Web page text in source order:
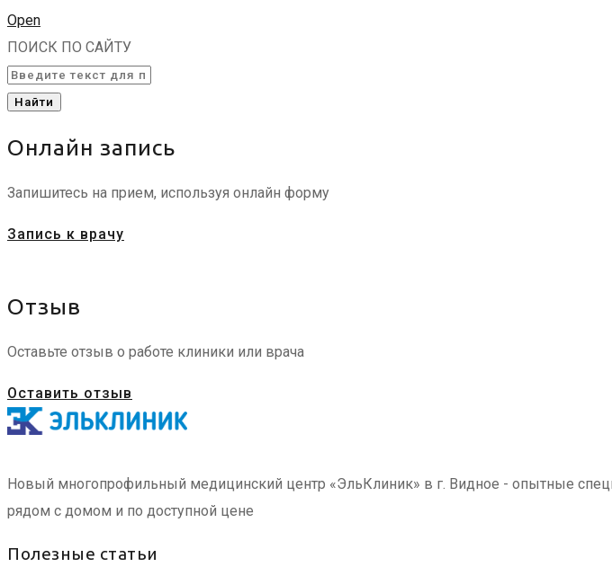
Open
ПОИСК ПО САЙТУ
Найти
Онлайн запись
Запишитесь на прием, используя онлайн форму
Запись к врачу
Отзыв
Оставьте отзыв о работе клиники или врача
Оставить отзыв
Новый многопрофильный медицинский центр «ЭльКлиник» в г. Видное - опытные
рядом с домом и по доступной цене
Полезные статьи